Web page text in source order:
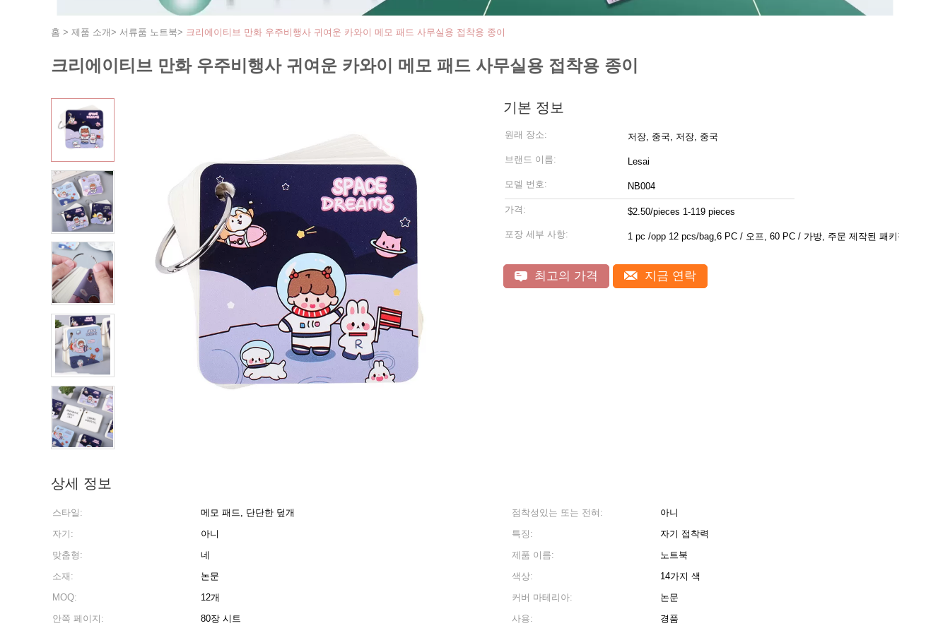
홈 > 제품 소개> 서류품 노트북> 크리에이티브 만화 우주비행사 귀여운 카와이 메모 패드 사무실용 접착용 종이
크리에이티브 만화 우주비행사 귀여운 카와이 메모 패드 사무실용 접착용 종이
기본 정보
원래 장소: 저장, 중국, 저장, 중국
브랜드 이름: Lesai
모델 번호: NB004
가격: $2.50/pieces 1-119 pieces
포장 세부 사항: 1 pc /opp 12 pcs/bag,6 PC / 오프, 60 PC / 가방, 주문 제작된 패키징
최고의 가격 지금 연락
상세 정보
스타일: 메모 패드, 단단한 덮개 점착성있는 또는 전혀:
아니
자기:
아니 특징:
자기 접착력
맞춤형:
네 제품 이름:
노트북
소재:
논문 색상:
14가지 색
MOQ:
12개 커버 마테리아:
논문
안쪽 페이지:
80장 시트 사용: 경품